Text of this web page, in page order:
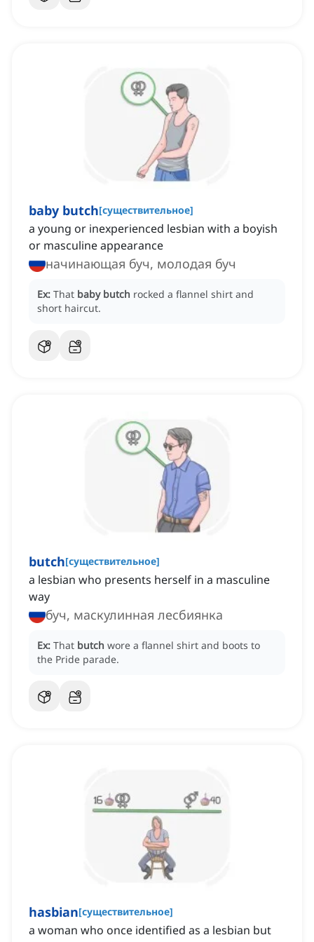
baby butch[существительное]
a young or inexperienced lesbian with a boyish
or masculine appearance
начинающая буч, молодая буч
Ex: That baby butch rocked a flannel shirt and
short haircut.
butch[существительное]
a lesbian who presents herself in a masculine
way
буч, маскулинная лесбиянка
Ex: That butch wore a flannel shirt and boots to
the Pride parade.
hasbian[существительное]
a woman who once identified as a lesbian but